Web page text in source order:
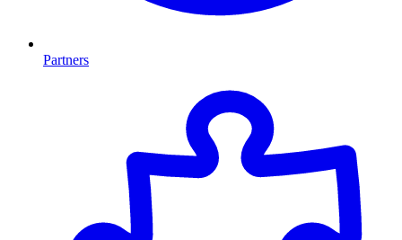
Partners